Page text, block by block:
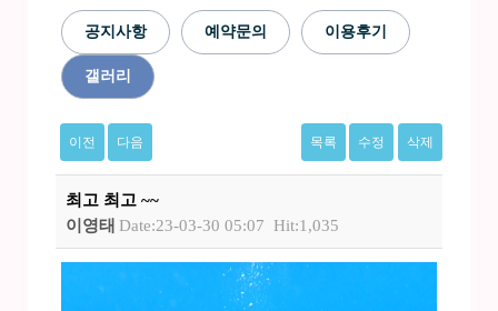
공지사항 예약문의 이용후기
갤러리
이전 다음 목록 수정 삭제
최고 최고 ~~
이영태 Date:23-03-30 05:07 Hit:1,035